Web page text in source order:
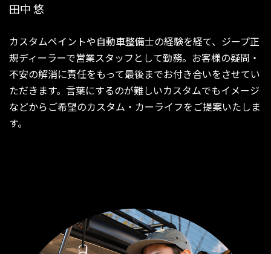
田中 悠
カスタムペイントや自動車整備士の経験を経て、ジープ正
規ディーラーで営業スタッフとして勤務。お客様の疑問・
不安の解消に責任をもって最後までお付き合いをさせてい
ただきます。言葉にするのが難しいカスタムでもイメージ
などからご希望のカスタム・カーライフをご提案いたしま
す。